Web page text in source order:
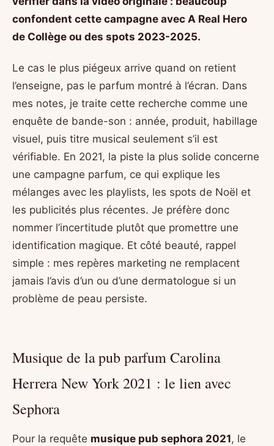
confondent cette campagne avec A Real Hero
de Collège ou des spots 2023-2025.
Le cas le plus piégeux arrive quand on retient
l’enseigne, pas le parfum montré à l’écran. Dans
mes notes, je traite cette recherche comme une
enquête de bande-son : année, produit, habillage
visuel, puis titre musical seulement s’il est
vérifiable. En 2021, la piste la plus solide concerne
une campagne parfum, ce qui explique les
mélanges avec les playlists, les spots de Noël et
les publicités plus récentes. Je préfère donc
nommer l’incertitude plutôt que promettre une
identification magique. Et côté beauté, rappel
simple : mes repères marketing ne remplacent
jamais l’avis d’un ou d’une dermatologue si un
problème de peau persiste.
Musique de la pub parfum Carolina
Herrera New York 2021 : le lien avec
Sephora
Pour la requête musique pub sephora 2021, le